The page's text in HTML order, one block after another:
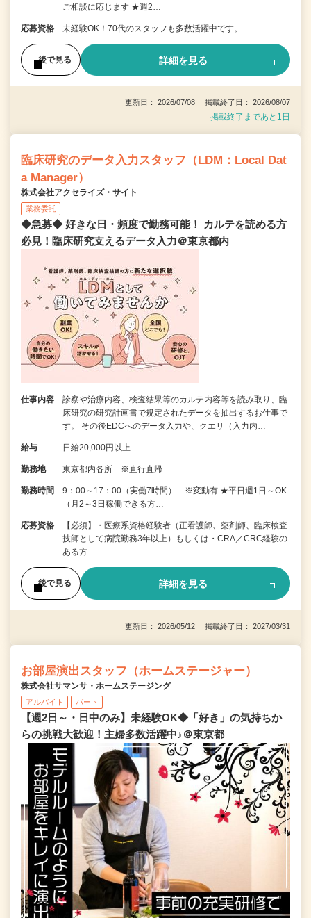
ご相談に応じます ★週2…
応募資格 未経験OK！70代のスタッフも多数活躍中です。
後で見る 詳細を見る
更新日： 2026/07/08 掲載終了日： 2026/08/07
掲載終了まであと1日
臨床研究のデータ入力スタッフ（LDM：Local Dat
a Manager）
株式会社アクセライズ・サイト
業務委託
◆急募◆ 好きな日・頻度で勤務可能！ カルテを読める方
必見！臨床研究支えるデータ入力＠東京都内
仕事内容
診察や治療内容、検査結果等のカルテ内容等を読み取り、臨
床研究の研究計画書で規定されたデータを抽出するお仕事で
す。 その後EDCへのデータ入力や、クエリ（入力内…
給与 日給20,000円以上
勤務地 東京都内各所 ※直行直帰
勤務時間
9：00～17：00（実働7時間） ※変動有 ★平日週1日～OK
（月2～3日稼働できる方…
応募資格
【必須】・医療系資格経験者（正看護師、薬剤師、臨床検査
技師として病院勤務3年以上）もしくは・CRA／CRC経験の
ある方
後で見る 詳細を見る
更新日： 2026/05/12 掲載終了日： 2027/03/31
お部屋演出スタッフ（ホームステージャー）
株式会社サマンサ・ホームステージング
アルバイト パート
【週2日～・日中のみ】未経験OK◆「好き」の気持ちか
らの挑戦大歓迎！主婦多数活躍中♪＠東京都